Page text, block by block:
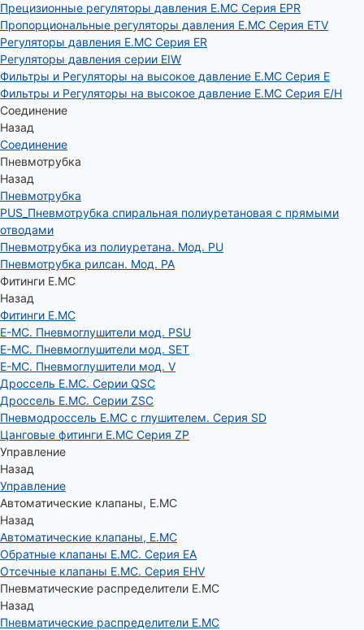
Прецизионные регуляторы давления E.MC Серия EPR
Пропорциональные регуляторы давления E.MC Серия ETV
Регуляторы давления E.MC Серия ER
Регуляторы давления серии EIW
Фильтры и Регуляторы на высокое давление E.MC Серия E
Фильтры и Регуляторы на высокое давление E.MC Серия E/H
Соединение
Назад
Соединение
Пневмотрубка
Назад
Пневмотрубка
PUS_Пневмотрубка спиральная полиуретановая с прямыми
отводами
Пневмотрубка из полиуретана. Мод. РU
Пневмотрубка рилсан. Мод. PA
Фитинги E.MC
Назад
Фитинги E.MC
E-MC. Пневмоглушители мод. PSU
E-MC. Пневмоглушители мод. SET
E-MC. Пневмоглушители мод. V
Дроссель E.MC. Серии QSC
Дроссель E.MC. Серии ZSC
Пневмодроссель E.MC с глушителем. Серия SD
Цанговые фитинги E.MC Серия ZP
Управление
Назад
Управление
Автоматические клапаны, Е.МС
Назад
Автоматические клапаны, Е.МС
Обратные клапаны E.MC. Серия EA
Отсечные клапаны E.MC. Серия EHV
Пневматические распределители E.MC
Назад
Пневматические распределители E.MC